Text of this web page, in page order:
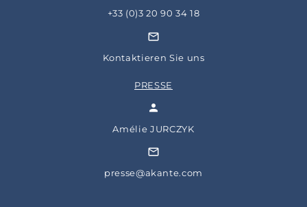
+33 (0)3 20 90 34 18
Kontaktieren Sie uns
PRESSE
Amélie JURCZYK
presse@akante.com